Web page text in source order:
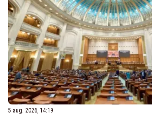
5 aug. 2026, 14:19